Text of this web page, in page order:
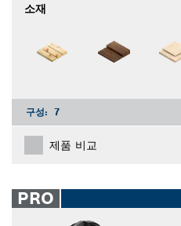
소재
구성: 7
제품 비교
PRO